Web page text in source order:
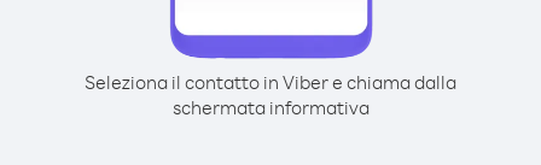
Seleziona il contatto in Viber e chiama dalla
schermata informativa